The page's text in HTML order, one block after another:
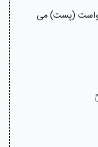
(پست) می